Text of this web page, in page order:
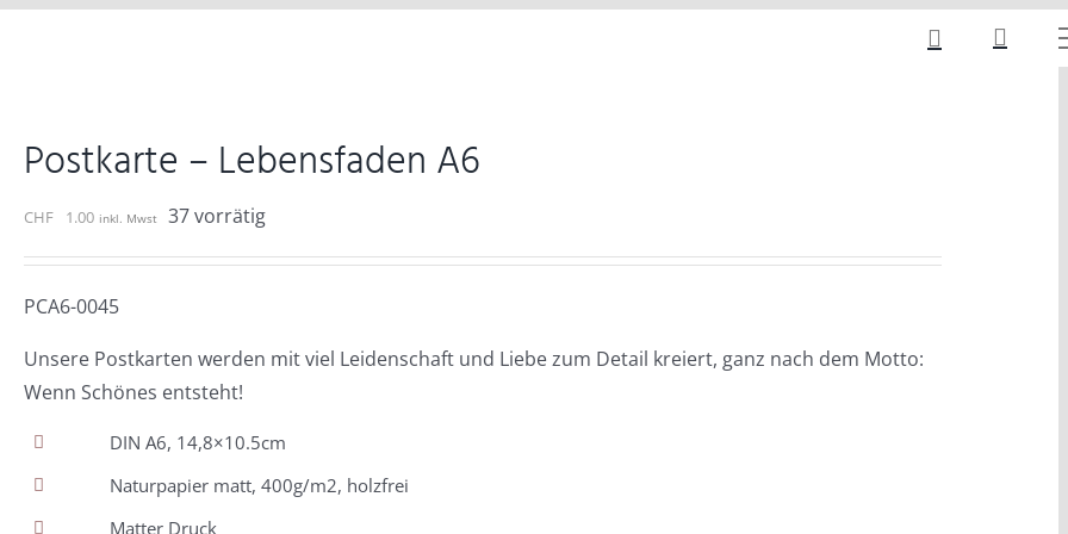
Postkarte – Lebensfaden A6
CHF 1.00 inkl. Mwst 37 vorrätig
PCA6-0045
Unsere Postkarten werden mit viel Leidenschaft und Liebe zum Detail kreiert, ganz nach dem Motto:
Wenn Schönes entsteht!
DIN A6, 14,8×10.5cm
Naturpapier matt, 400g/m2, holzfrei
Matter Druck